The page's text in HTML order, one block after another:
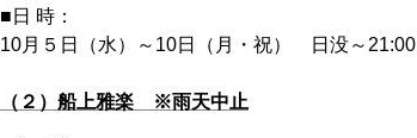
■日 時：
10月５日（水）～10日（月・祝） 日没～21:00
（２）船上雅楽 ※雨天中止